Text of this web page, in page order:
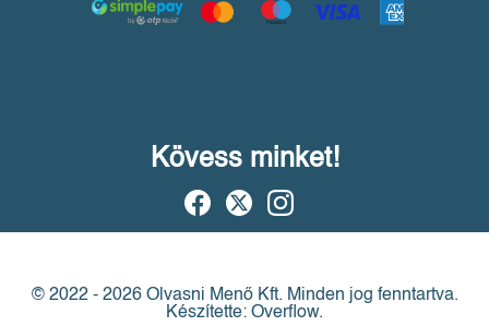
Kövess minket!
© 2022 - 2026 Olvasni Menő Kft. Minden jog fenntartva.
Készítette: Overflow.